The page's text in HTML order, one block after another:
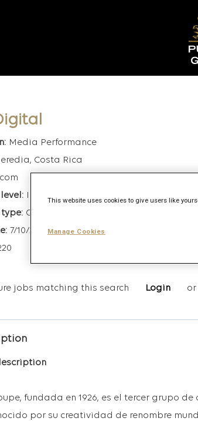
Media Performance
Costa Rica
On-Site
7/10/2026
jobs matching this search Login or
fundada en 1926, es el tercer grupo
por su creatividad de renombre
This website uses cookies to give users like
Manage Cookies